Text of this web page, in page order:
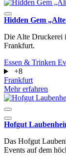
Hidden Gem
Die Alte Druckerei
Frankfurt.
Essen & Trinken
+8
Frankfurt
Mehr erfahren
Hofgut
Das Hofgut
Events auf dem